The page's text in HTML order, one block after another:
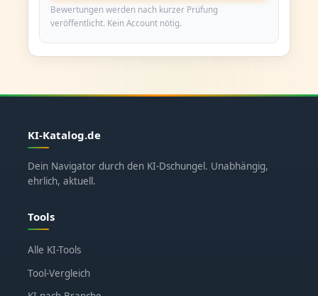
Bewertungen werden nach kurzer Prüfung
veröffentlicht. Kein Account nötig.
KI-Katalog.de
Dein Navigator durch den KI-Dschungel. Unabhängig,
ehrlich, aktuell.
Tools
Alle KI-Tools
Tool-Vergleich